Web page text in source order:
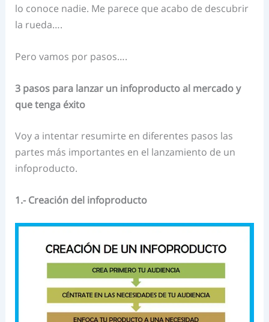
lo conoce nadie. Me parece que acabo de descubrir
la rueda….
Pero vamos por pasos….
3 pasos para lanzar un infoproducto al mercado y
que tenga éxito
Voy a intentar resumirte en diferentes pasos las
partes más importantes en el lanzamiento de un
infoproducto.
1.- Creación del infoproducto